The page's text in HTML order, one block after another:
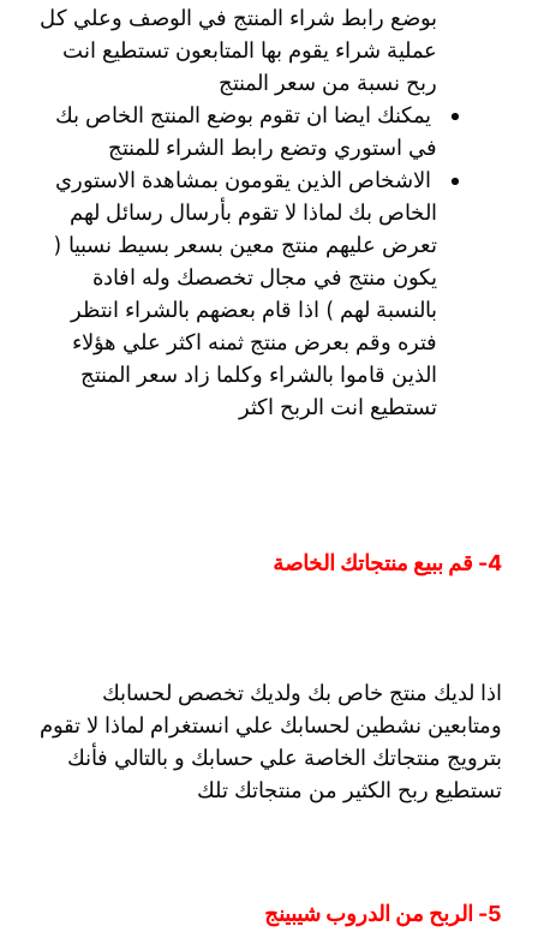
بوضع رابط شراء المنتج في الوصف وعلي كل
عملية شراء يقوم بها المتابعون تستطيع انت
ربح نسبة من سعر المنتج
يمكنك ايضا ان تقوم بوضع المنتج الخاص بك
في استوري وتضع رابط الشراء للمنتج
الاشخاص الذين يقومون بمشاهدة الاستوري
الخاص بك لماذا لا تقوم بأرسال رسائل لهم
تعرض عليهم منتج معين بسعر بسيط نسبيا (
يكون منتج في مجال تخصصك وله افادة
بالنسبة لهم ) اذا قام بعضهم بالشراء انتظر
فتره وقم بعرض منتج ثمنه اكثر علي هؤلاء
الذين قاموا بالشراء وكلما زاد سعر المنتج
تستطيع انت الربح اكثر
اذا لديك منتج خاص بك ولديك تخصص لحسابك
ومتابعين نشطين لحسابك علي انستغرام لماذا لا تقوم
بترويج منتجاتك الخاصة علي حسابك و بالتالي فأنك
تستطيع ربح الكثير من منتجاتك تلك